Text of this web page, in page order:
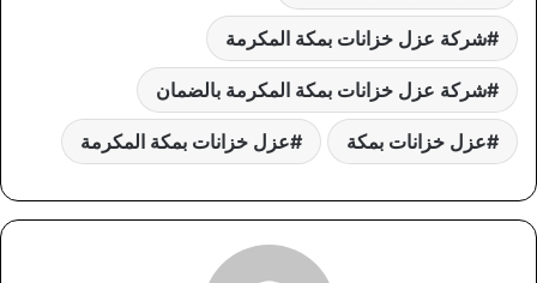
شركة عزل خزانات بمكة المكرمة
شركة عزل خزانات بمكة المكرمة بالضمان
عزل خزانات بمكة عزل خزانات بمكة المكرمة